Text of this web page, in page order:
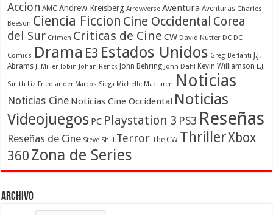
Accion AMC Andrew Kreisberg Arrowverse Aventura Aventuras Charles
Beeson Ciencia Ficcion Cine Occidental Corea
del Sur Crimen Criticas de Cine CW David Nutter DC DC
Comics Drama E3 Estados Unidos Greg Berlanti
J.J.
Abrams J. Miller Tobin Johan Renck John Behring John Dahl Kevin Williamson L.J.
Smith Liz Friedlander Marcos Siega Michelle MacLaren Noticias
Noticias Cine Noticias Cine Occidental Noticias
Videojuegos PC Playstation 3 PS3 Reseñas
Reseñas de Cine Steve Shill Terror The CW ThrillerXbox
360 Zona de Series
Archivo